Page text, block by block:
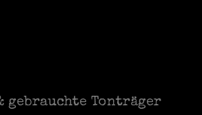
gebrauchte Tonträger